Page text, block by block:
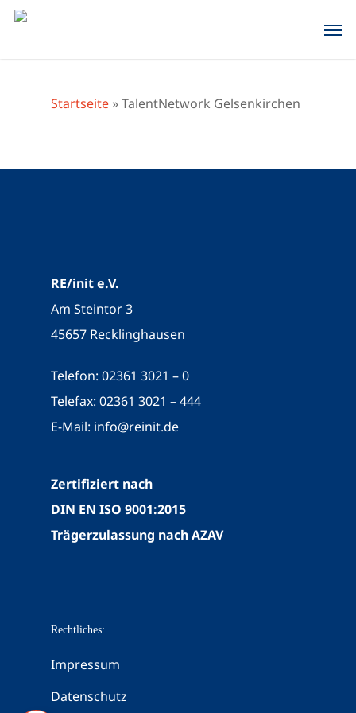
Skip
Startseite »TalentNetwork Gelsenkirchen
RE/init e.V.
Am Steintor 3
45657 Recklinghausen
Telefon: 02361 3021 – 0
Telefax: 02361 3021 – 444
E-Mail: info@reinit.de
Zertifiziert nach
DIN EN ISO 9001:2015
Trägerzulassung nach AZAV
Rechtliches:
Impressum
Datenschutz